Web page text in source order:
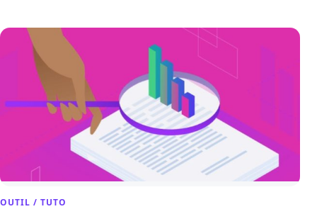
OUTIL / TUTO